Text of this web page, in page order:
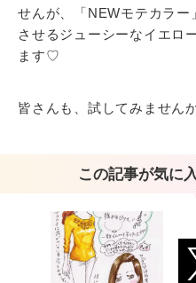
せんが、「NEWモテカラ
させるジューシーなイエロ
ます♡
皆さんも、試してみません
この記事が気に